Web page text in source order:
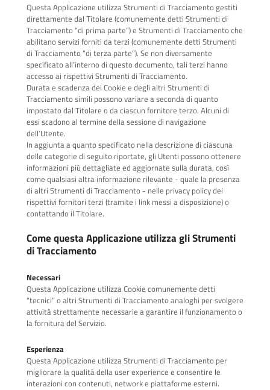
Questa Applicazione utilizza Strumenti di Tracciamento gestiti
direttamente dal Titolare (comunemente detti Strumenti di
Tracciamento “di prima parte”) e Strumenti di Tracciamento che
abilitano servizi forniti da terzi (comunemente detti Strumenti
di Tracciamento “di terza parte”). Se non diversamente
specificato all’interno di questo documento, tali terzi hanno
accesso ai rispettivi Strumenti di Tracciamento.
Durata e scadenza dei Cookie e degli altri Strumenti di
Tracciamento simili possono variare a seconda di quanto
impostato dal Titolare o da ciascun fornitore terzo. Alcuni di
essi scadono al termine della sessione di navigazione
dell’Utente.
In aggiunta a quanto specificato nella descrizione di ciascuna
delle categorie di seguito riportate, gli Utenti possono ottenere
informazioni più dettagliate ed aggiornate sulla durata, così
come qualsiasi altra informazione rilevante - quale la presenza
di altri Strumenti di Tracciamento - nelle privacy policy dei
rispettivi fornitori terzi (tramite i link messi a disposizione) o
contattando il Titolare.
Come questa Applicazione utilizza gli Strumenti
di Tracciamento
Necessari
Questa Applicazione utilizza Cookie comunemente detti
“tecnici” o altri Strumenti di Tracciamento analoghi per svolgere
attività strettamente necessarie a garantire il funzionamento o
la fornitura del Servizio.
Esperienza
Questa Applicazione utilizza Strumenti di Tracciamento per
migliorare la qualità della user experience e consentire le
interazioni con contenuti, network e piattaforme esterni.